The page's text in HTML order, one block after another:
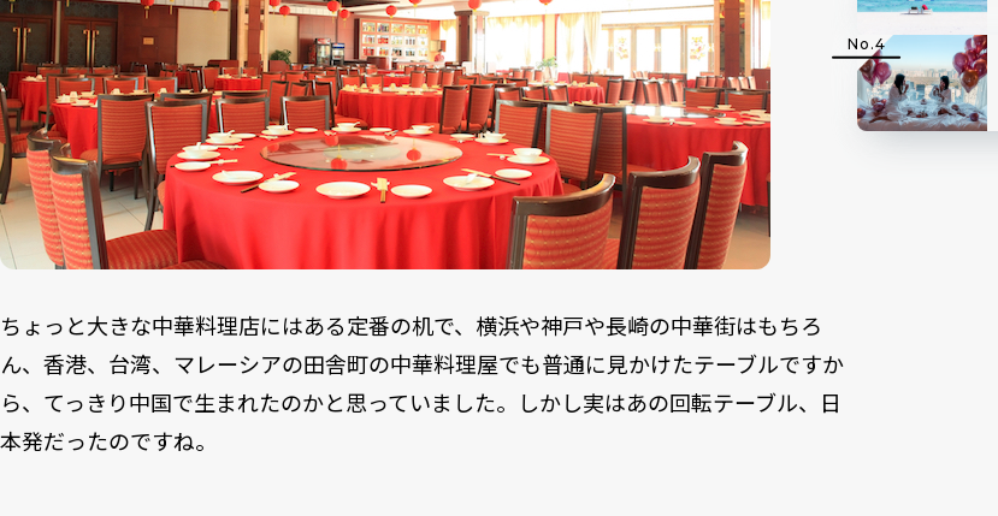
ちょっと大きな中華料理店にはある定番の机で、横浜や神戸や長崎の中華街はもちろ
ん、香港、台湾、マレーシアの田舎町の中華料理屋でも普通に見かけたテーブルですか
ら、てっきり中国で生まれたのかと思っていました。しかし実はあの回転テーブル、日
本発だったのですね。